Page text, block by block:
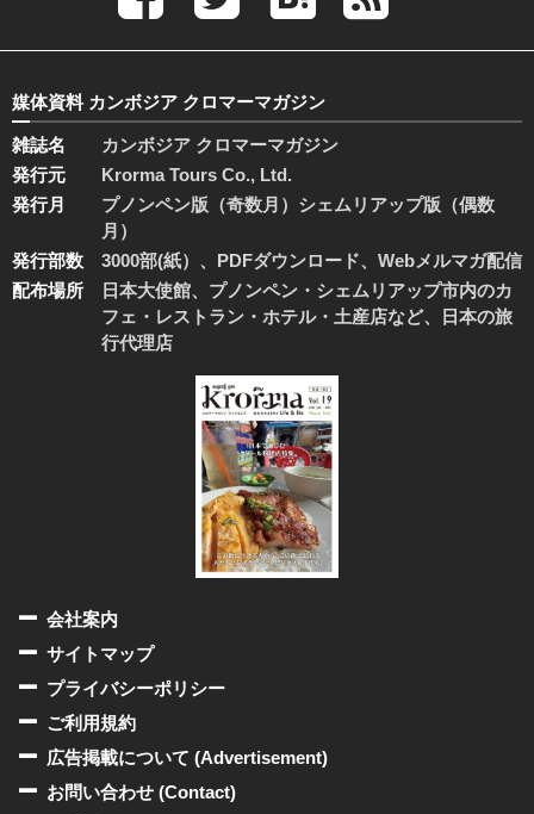
媒体資料 カンボジア クロマーマガジン
雑誌名
カンボジア クロマーマガジン
発行元
Krorma Tours Co., Ltd.
発行月
プノンペン版（奇数月）シェムリアップ版（偶数
月）
発行部数
3000部(紙）、PDFダウンロード、Webメルマガ配信
配布場所
日本大使館、プノンペン・シェムリアップ市内のカ
フェ・レストラン・ホテル・土産店など、日本の旅
行代理店
会社案内
サイトマップ
プライバシーポリシー
ご利用規約
広告掲載について (Advertisement)
お問い合わせ (Contact)